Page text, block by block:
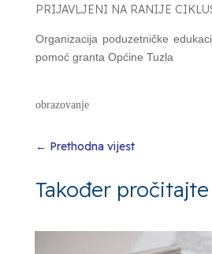
PRIJAVLJENI NA RANIJE
Organizacija poduzetničke
pomoć granta Općine Tuzla
obrazovanje
← Prethodna vijest
Također pročitajte